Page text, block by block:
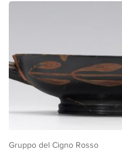
Gruppo del Cigno Rosso